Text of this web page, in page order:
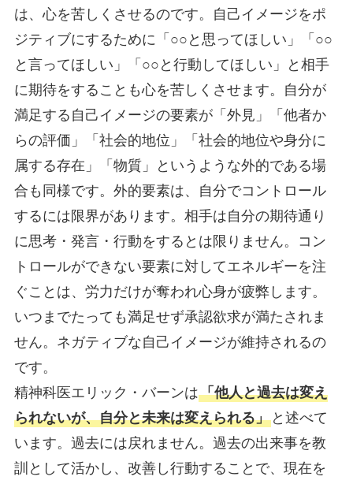
は、心を苦しくさせるのです。自己イメージをポ
ジティブにするために「○○と思ってほしい」「○○
と言ってほしい」「○○と行動してほしい」と相手
に期待をすることも心を苦しくさせます。自分が
満足する自己イメージの要素が「外見」「他者か
らの評価」「社会的地位」「社会的地位や身分に
属する存在」「物質」というような外的である場
合も同様です。外的要素は、自分でコントロール
するには限界があります。相手は自分の期待通り
に思考・発言・行動をするとは限りません。コン
トロールができない要素に対してエネルギーを注
ぐことは、労力だけが奪われ心身が疲弊します。
いつまでたっても満足せず承認欲求が満たされま
せん。ネガティブな自己イメージが維持されるの
です。
精神科医エリック・バーンは「他人と過去は変え
られないが、自分と未来は変えられる」と述べて
います。過去には戻れません。過去の出来事を教
訓として活かし、改善し行動することで、現在を